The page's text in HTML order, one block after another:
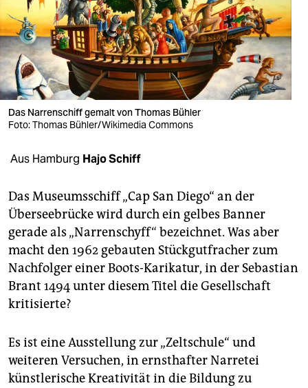
nord
wahrheit
verlag
verlag
shop
fragen & hilfe
unterstützen
abo
genossenschaft
epaper login
Das Narrenschiff gemalt von Thomas Bühler
Foto: Thomas Bühler/Wikimedia Commons
Aus Hamburg Hajo Schiff
Das Museumsschiff „Cap San Diego“ an der
Überseebrücke wird durch ein gelbes Banner
gerade als „Narrenschyff“ bezeichnet. Was aber
macht den 1962 gebauten Stückgutfracher zum
Nachfolger einer Boots-Karikatur, in der Sebastian
Brant 1494 unter diesem Titel die Gesellschaft
kritisierte?
Es ist eine Ausstellung zur „Zeltschule“ und
weiteren Versuchen, in ernsthafter Narretei
künstlerische Kreativität in die Bildung zu